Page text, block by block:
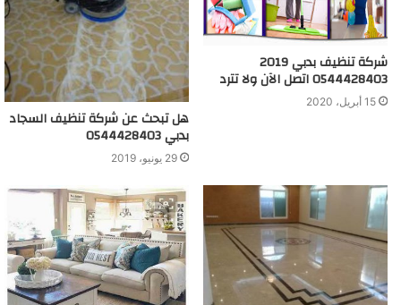
شركة تنظيف بدبي 2019
0544428403 اتصل الآن ولا تترد
15 أبريل، 2020
هل تبحث عن شركة تنظيف السجاد
بدبي 0544428403
29 يونيو، 2019